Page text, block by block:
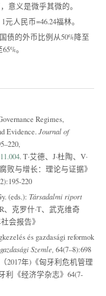
意义是微乎其微的。
人民币=46.24福林。
债的外币比例从50%降至
。
Regimes,
Evidence.Journal of
. T·艾德、J·杜陶、V·
败与增长：理论与证据》
220
(eds.): Társadalmi riport
、克罗什·T、武克维奇
会报告》
és gazdasági reformok
Szemle, 64(7–8):698
2017年)《匈牙利危机管理
利《经济学杂志》64(7-